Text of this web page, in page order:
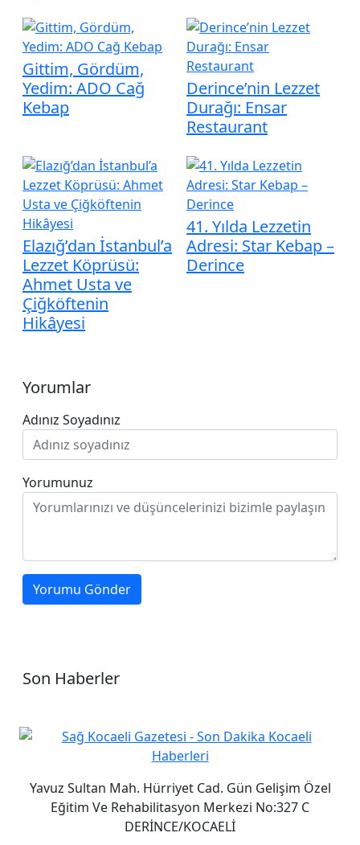
Gittim, Gördüm,
Yedim: ADO Cağ
Kebap
Derince’nin Lezzet
Durağı: Ensar
Restaurant
Elazığ’dan İstanbul’a
Lezzet Köprüsü:
Ahmet Usta ve
Çiğköftenin
Hikâyesi
41. Yılda Lezzetin
Adresi: Star Kebap –
Derince
Yorumlar
Adınız Soyadınız
Yorumunuz
Yorumu Gönder
Son Haberler
Yavuz Sultan Mah. Hürriyet Cad. Gün Gelişim Özel
Eğitim Ve Rehabilitasyon Merkezi No:327 C
DERİNCE/KOCAELİ